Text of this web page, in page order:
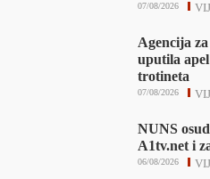
07/08/2026
Agencija
uputila
trotineta
07/08/2026
NUNS
A1tv.net i
06/08/2026